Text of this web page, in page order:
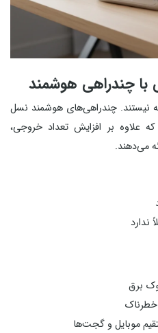
با چندراهی هوشمند
نیستند. چندراهی‌های هوشمند نسل
علاوه بر افزایش تعداد خروجی،
می‌دهند.
برق